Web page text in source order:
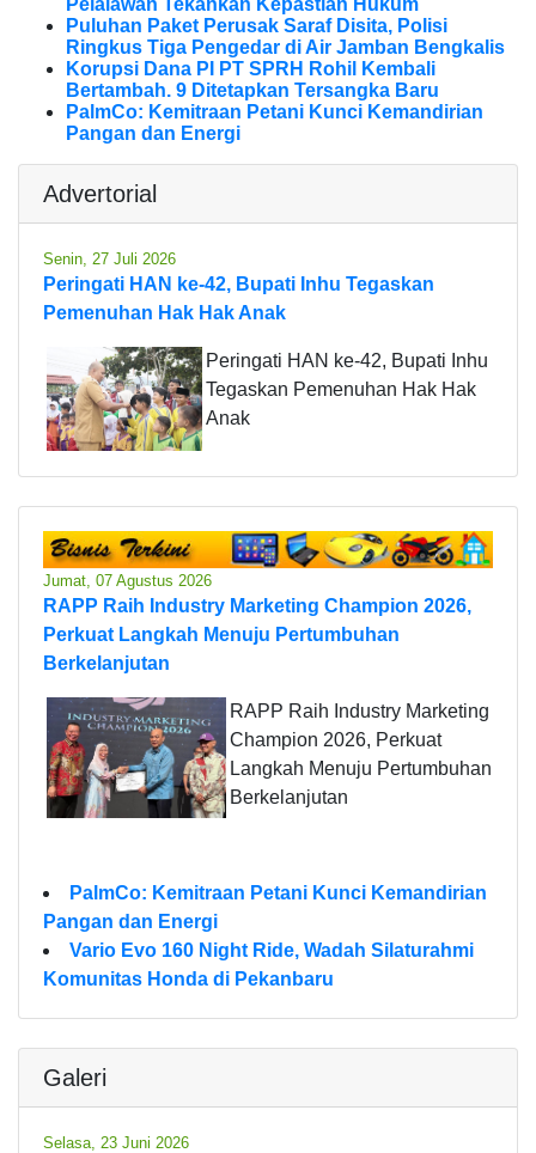
Pelalawan Tekankan Kepastian Hukum
Puluhan Paket Perusak Saraf Disita, Polisi
Ringkus Tiga Pengedar di Air Jamban Bengkalis
Korupsi Dana PI PT SPRH Rohil Kembali
Bertambah. 9 Ditetapkan Tersangka Baru
PalmCo: Kemitraan Petani Kunci Kemandirian
Pangan dan Energi
Advertorial
Senin, 27 Juli 2026
Peringati HAN ke-42, Bupati Inhu Tegaskan
Pemenuhan Hak Hak Anak
Peringati HAN ke-42, Bupati Inhu
Tegaskan Pemenuhan Hak Hak
Anak
Jumat, 07 Agustus 2026
RAPP Raih Industry Marketing Champion 2026,
Perkuat Langkah Menuju Pertumbuhan
Berkelanjutan
RAPP Raih Industry Marketing
Champion 2026, Perkuat
Langkah Menuju Pertumbuhan
Berkelanjutan
PalmCo: Kemitraan Petani Kunci Kemandirian
Pangan dan Energi
Vario Evo 160 Night Ride, Wadah Silaturahmi
Komunitas Honda di Pekanbaru
Galeri
Selasa, 23 Juni 2026